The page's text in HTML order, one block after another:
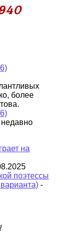
более
на
поэтессы
-